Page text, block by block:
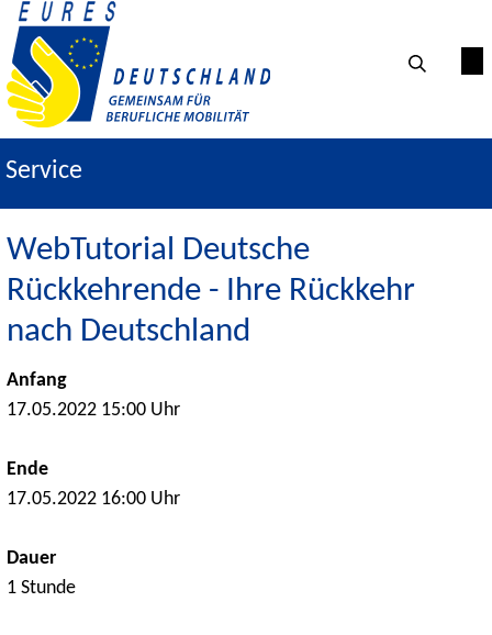
Service
WebTutorial Deutsche
Rückkehrende - Ihre Rückkehr
nach Deutschland
Anfang
17.05.2022 15:00 Uhr
Ende
17.05.2022 16:00 Uhr
Dauer
1 Stunde